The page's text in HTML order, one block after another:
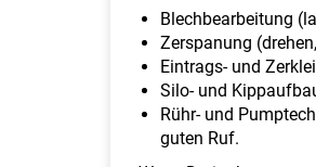
Blechbearbeitung
Zerspanung
Eintrags- und
Silo- und
Rühr- und
guten Ruf.